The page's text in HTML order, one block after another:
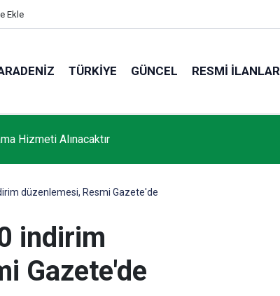
Ekle
TÜRKIYE GÜNCEL RESMI İLANLAR
Hizmeti Alınacaktır
düzenlemesi, Resmi Gazete'de
indirim
Gazete'de